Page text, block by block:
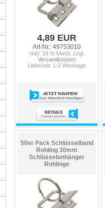
4,89 EUR
Art-Nr.: 49753010
(inkl. 19 % MwSt. zzgl.
Versandkosten)
Lieferzeit: 1-2 Werktage
50er Pack Schlüsselband
Rohling 30mm
Schlüsselanhänger
Rohlinge